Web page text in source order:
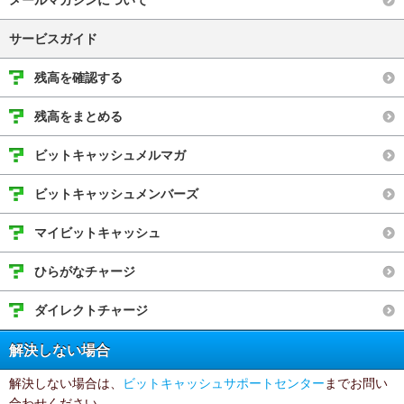
サービスガイド
残高を確認する
残高をまとめる
ビットキャッシュメルマガ
ビットキャッシュメンバーズ
マイビットキャッシュ
ひらがなチャージ
ダイレクトチャージ
解決しない場合
解決しない場合は、 ビットキャッシュサポートセンター までお問い